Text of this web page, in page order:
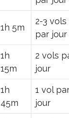
1h 5m
2-3 vols
par jour
1h
15m
2 vols
jour
1h
45m
1 vol
jour